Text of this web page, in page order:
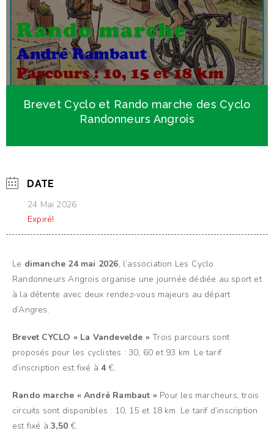
Brevet Cyclo et Rando marche des Cyclo
Randonneurs Angrois
DATE
24 Mai 2026
Expiré!
Le dimanche 24 mai 2026, l’association Les Cyclo
Randonneurs Angrois organise une journée dédiée au sport et
à la détente avec deux rendez-vous majeurs au départ
d’Angres.
Brevet CYCLO « La Vandevelde » Trois parcours sont
proposés pour les cyclistes : 30, 60 et 93 km. Le tarif
d’inscription est fixé à 4€.
Rando marche « André Rambaut » Pour les marcheurs, trois
circuits sont disponibles : 10, 15 et 18 km. Le tarif d’inscription
est fixé à3,50 €.